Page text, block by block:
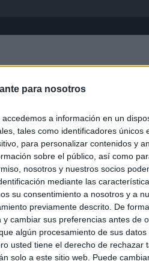
para nosotros
a información en un
tales como identificadores únicos
para personalizar contenidos y
sobre el público, así como
nosotros y nuestros socios
mediante las
su consentimiento a nosotros y a
previamente descrito. De
cambiar sus preferencias antes de
algún procesamiento de sus
usted tiene el derecho de rechazar
solo a este sitio web. Puede
Inicio
los controles a viajeros de
a viajeros de
del